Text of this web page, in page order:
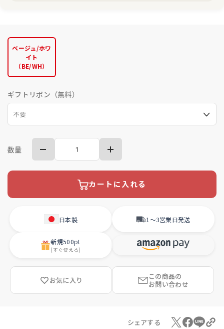
ベージュ/ホワ
イト
（BE/WH）
ギフトリボン（無料）
数量
カートに入れる
日本製 1〜3営業日発送
新規500pt
(すぐ使える)
お気に入り
この商品の
お問い合わせ
シェアする